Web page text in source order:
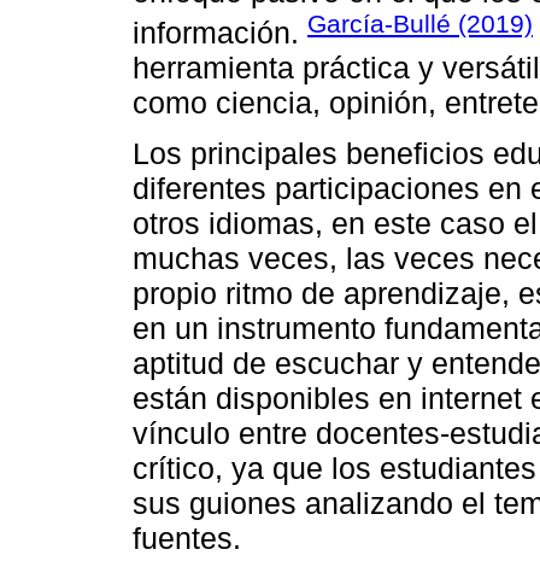
información. García-Bullé (2019)
herramienta práctica y
como ciencia, opinión,
Los principales beneficios
diferentes participaciones en
otros idiomas, en este caso
muchas veces, las veces
propio ritmo de aprendizaje,
en un instrumento
aptitud de escuchar y
están disponibles en internet
vínculo entre docentes-
crítico, ya que los
sus guiones analizando el
fuentes.